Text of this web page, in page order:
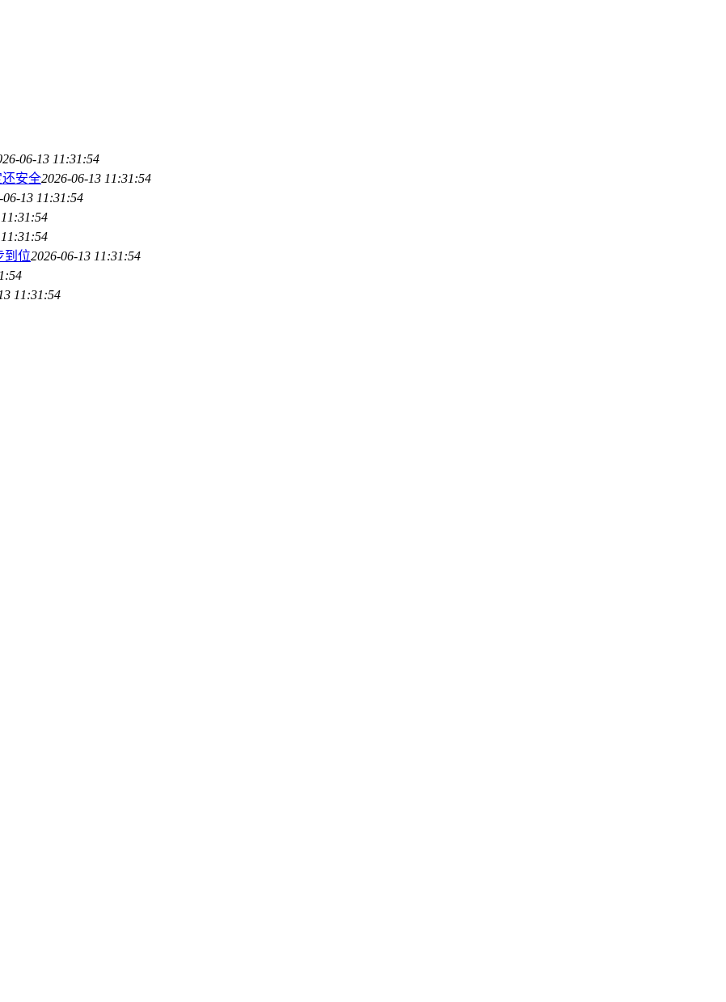
06-13 11:31:54
安全2026-06-13 11:31:54
06-13 11:31:54
到位2026-06-13 11:31:54
11:31:54